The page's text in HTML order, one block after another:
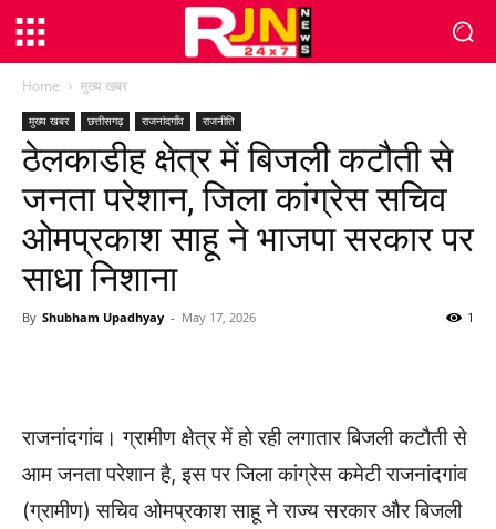
Home मुख्य खबर
मुख्य खबर छत्तीसगढ़ राजनांदगाँव राजनीति
ठेलकाडीह क्षेत्र में बिजली कटौती से
जनता परेशान, जिला कांग्रेस सचिव
ओमप्रकाश साहू ने भाजपा सरकार पर
साधा निशाना
By Shubham Upadhyay - May 17, 2026 1
राजनांदगांव। ग्रामीण क्षेत्र में हो रही लगातार बिजली कटौती से
आम जनता परेशान है, इस पर जिला कांग्रेस कमेटी राजनांदगांव
(ग्रामीण) सचिव ओमप्रकाश साहू ने राज्य सरकार और बिजली